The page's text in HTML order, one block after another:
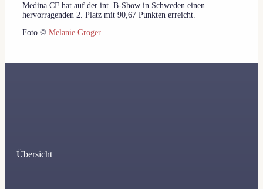
Medina CF hat auf der int. B-Show in Schweden einen
hervorragenden 2. Platz mit 90,67 Punkten erreicht.
Foto © Melanie Groger
Übersicht